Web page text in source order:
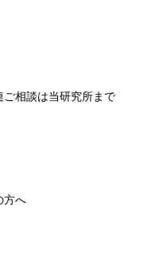
ご相談は当研究所まで
方へ